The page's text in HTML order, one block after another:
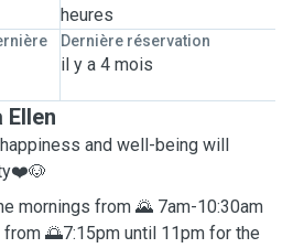
heures
Dernière réservation
il y a 4 mois
Ellen
and well-being will
mornings from 🌄 7am-10:30am
🌅7:15pm until 11pm for the